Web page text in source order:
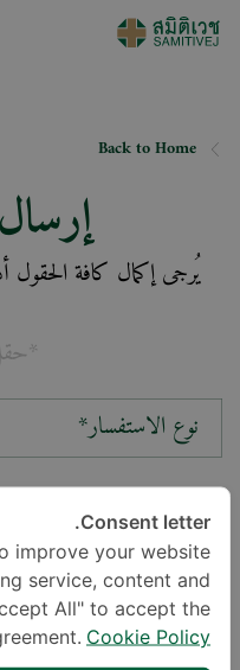
Back to Home
نوع الاستفسار*
الموقع*
سؤالك*
Consent letter.
improve your website
service, content and
All" to accept the
Cookie Policy